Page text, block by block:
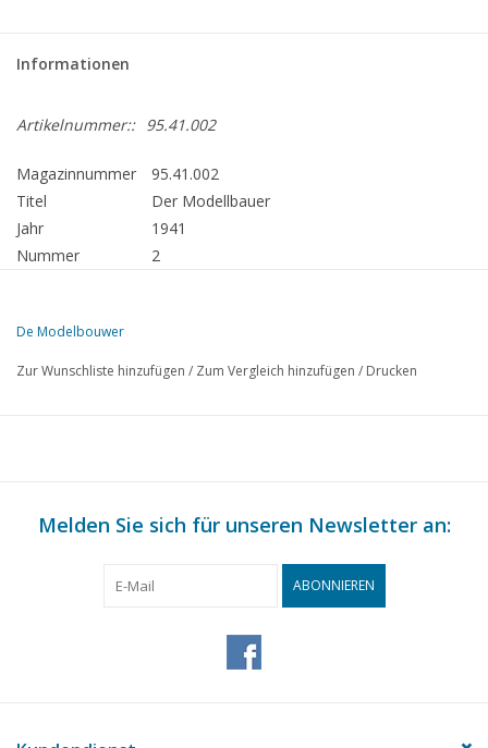
Informationen
Artikelnummer:: 95.41.002
Magazinnummer
95.41.002
Titel
Der Modellbauer
Jahr
1941
Nummer
2
Das Herstellen von Schienen.
Bau einer empfindlichen Waage (Zeichnung)
Fräsarbeiten auf der Drehbank (Zeichnung 123)
Der aktive erste Modellbauclub aus Tilburg.
De Modelbouwer
Zur Wunschliste hinzufügen / Zum Vergleich hinzufügen / Drucken
Melden Sie sich für unseren Newsletter an:
ABONNIEREN